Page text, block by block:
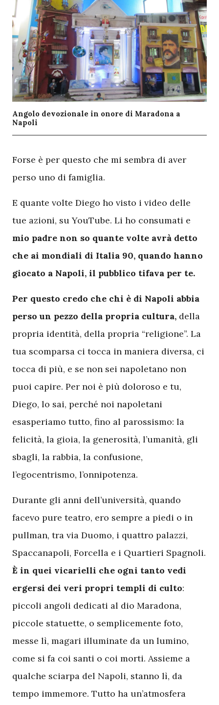
Angolo devozionale in onore di Maradona a
Napoli
Forse è per questo che mi sembra di aver
perso uno di famiglia.
E quante volte Diego ho visto i video delle
tue azioni, su YouTube. Li ho consumati e
mio padre non so quante volte avrà detto
che ai mondiali di Italia 90, quando hanno
giocato a Napoli, il pubblico tifava per te.
Per questo credo che chi è di Napoli abbia
perso un pezzo della propria cultura, della
propria identità, della propria “religione”. La
tua scomparsa ci tocca in maniera diversa, ci
tocca di più, e se non sei napoletano non
puoi capire. Per noi è più doloroso e tu,
Diego, lo sai, perché noi napoletani
esasperiamo tutto, fino al parossismo: la
felicità, la gioia, la generosità, l’umanità, gli
sbagli, la rabbia, la confusione,
l’egocentrismo, l’onnipotenza.
Durante gli anni dell’università, quando
facevo pure teatro, ero sempre a piedi o in
pullman, tra via Duomo, i quattro palazzi,
Spaccanapoli, Forcella e i Quartieri Spagnoli.
È in quei vicarielli che ogni tanto vedi
ergersi dei veri propri templi di culto:
piccoli angoli dedicati al dio Maradona,
piccole statuette, o semplicemente foto,
messe lì, magari illuminate da un lumino,
come si fa coi santi o coi morti. Assieme a
qualche sciarpa del Napoli, stanno lì, da
tempo immemore. Tutto ha un’atmosfera